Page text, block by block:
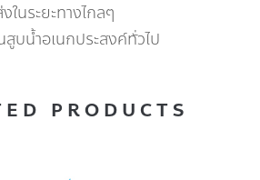
ในระยะทางไกลๆ
สูบน้ำอเนกประสงค์ทั่วไป
PRODUCTS